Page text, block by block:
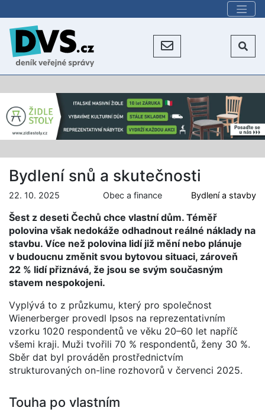
Bydlení snů a skutečnosti
22. 10. 2025 Obec a finance Bydlení a stavby
Šest z deseti Čechů chce vlastní dům. Téměř
polovina však nedokáže odhadnout reálné náklady na
stavbu. Více než polovina lidí již mění nebo plánuje
v budoucnu změnit svou bytovou situaci, zároveň
22 % lidí přiznává, že jsou se svým současným
stavem nespokojeni.
Vyplývá to z průzkumu, který pro společnost
Wienerberger provedl Ipsos na reprezentativním
vzorku 1020 respondentů ve věku 20–60 let napříč
všemi kraji. Muži tvořili 70 % respondentů, ženy 30 %.
Sběr dat byl prováděn prostřednictvím
strukturovaných on-line rozhovorů v červenci 2025.
Touha po vlastním